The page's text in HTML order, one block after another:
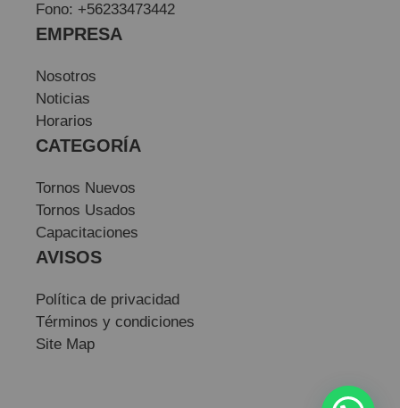
Fono: +56233473442
EMPRESA
Nosotros
Noticias
Horarios
CATEGORÍA
Tornos Nuevos
Tornos Usados
Capacitaciones
AVISOS
Política de privacidad
Términos y condiciones
Site Map